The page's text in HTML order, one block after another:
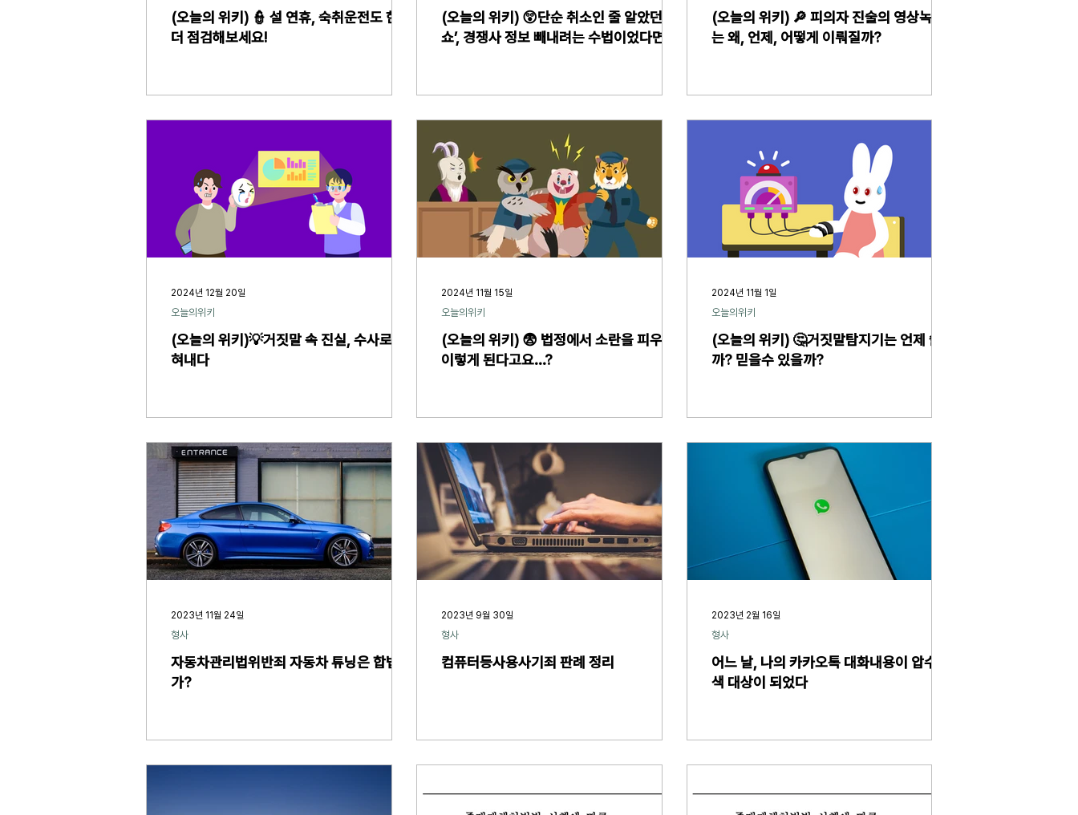
(오늘의 위키) 👮 설 연휴, 숙취운전도 한 번
더 점검해보세요!
(오늘의 위키) 😲단순 취소인 줄 알았던 ‘노
쇼’, 경쟁사 정보 빼내려는 수법이었다면?!
(오늘의 위키) 🔎 피의자 진술의 영상녹화
는 왜, 언제, 어떻게 이뤄질까?
(오늘의 위키)💡거짓말 속 진실, 수사로 밝
혀내다
오늘의위키
2024년 12월 20일
(오늘의 위키) 😨 법정에서 소란을 피우면
이렇게 된다고요...?
오늘의위키
2024년 11월 15일
(오늘의 위키) 🤔거짓말탐지기는 언제 쓸
까? 믿을수 있을까?
오늘의위키
2024년 11월 1일
자동차관리법위반죄 자동차 튜닝은 합법인
가?
형사
2023년 11월 24일
컴퓨터등사용사기죄 판례 정리
형사
2023년 9월 30일
어느 날, 나의 카카오톡 대화내용이 압수수
색 대상이 되었다
형사
2023년 2월 16일